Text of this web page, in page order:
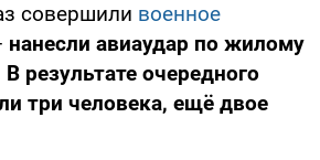
совершили военное
нанесли авиаудар по жилому
результате очередного
три человека, ещё двое